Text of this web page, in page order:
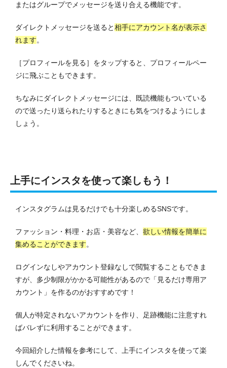
またはグループでメッセージを送り合える機能です。
ダイレクトメッセージを送ると相手にアカウント名が表示さ
れます。
［プロフィールを見る］をタップすると、プロフィールペー
ジに飛ぶこともできます。
ちなみにダイレクトメッセージには、既読機能もついている
ので送ったり送られたりするときにも気をつけるようにしま
しょう。
上手にインスタを使って楽しもう！
インスタグラムは見るだけでも十分楽しめるSNSです。
ファッション・料理・お店・美容など、 欲しい情報を簡単に
集めることができます。
ログインなしやアカウント登録なしで閲覧することもできま
すが、多少制限がかかる可能性があるので「見るだけ専用ア
カウント」を作るのがおすすめです！
個人が特定されないアカウントを作り、足跡機能に注意すれ
ばバレずに利用することができます。
今回紹介した情報を参考にして、上手にインスタを使って楽
しんでくださいね。